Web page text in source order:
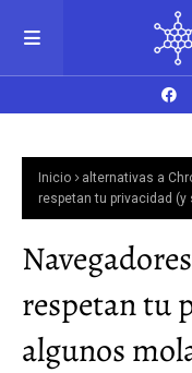
Inicio alternativas a
respetan tu privacidad
respetan tu
algunos